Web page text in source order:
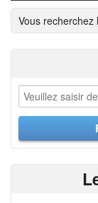
Vous recherchez